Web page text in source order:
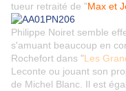
tueur retraité de "Max et
Philippe Noiret semble
s'amuant beaucoup en
Rochefort dans "Les
Leconte ou jouant son
de Michel Blanc. Il est